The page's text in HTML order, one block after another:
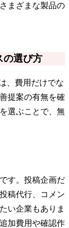
まざまな製品の
の選び方
、費用だけでな
提案の有無を確
選ぶことで、無
す。投稿企画だ
稿代行、コメン
い企業もありま
加費用や確認作